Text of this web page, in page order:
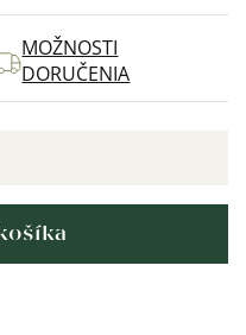
MOŽNOSTI
DORUČENIA